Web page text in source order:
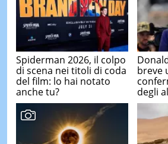
Spiderman 2026, il colpo
di scena nei titoli di coda
del film: lo hai notato
anche tu?
breve
degli